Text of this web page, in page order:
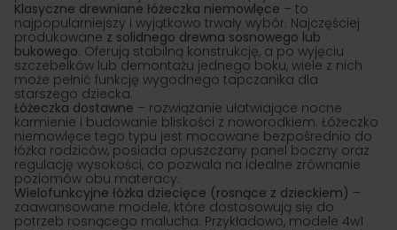
Klasyczne drewniane łóżeczka niemowlęce – to
najpopularniejszy i wyjątkowo trwały wybór. Najczęściej
produkowane z solidnego drewna sosnowego lub
bukowego. Oferują stabilną konstrukcję, a po wyjęciu
szczebelków lub demontażu jednego boku, wiele z nich
może pełnić funkcję wygodnego tapczanika dla
starszego dziecka.
Łóżeczka dostawne – rozwiązanie ułatwiające nocne
karmienie i budowanie bliskości z noworodkiem. Łóżeczko
niemowlęce tego typu jest mocowane bezpośrednio do
łóżka rodziców, posiada opuszczany panel boczny oraz
regulację wysokości, co pozwala na idealne zrównanie
poziomów obu materacy.
Wielofunkcyjne łóżka dziecięce (rosnące z dzieckiem) –
zaawansowane modele, które dostosowują się do
potrzeb rosnącego malucha. Przykładowo, modele 4w1